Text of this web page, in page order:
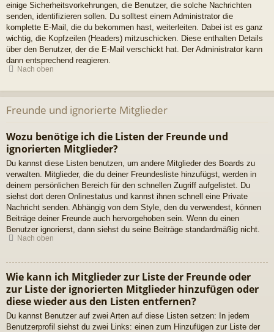
einige Sicherheitsvorkehrungen, die Benutzer, die solche Nachrichten
senden, identifizieren sollen. Du solltest einem Administrator die
komplette E-Mail, die du bekommen hast, weiterleiten. Dabei ist es ganz
wichtig, die Kopfzeilen (Headers) mitzuschicken. Diese enthalten Details
über den Benutzer, der die E-Mail verschickt hat. Der Administrator kann
dann entsprechend reagieren.
Nach oben
Freunde und ignorierte Mitglieder
Wozu benötige ich die Listen der Freunde und
ignorierten Mitglieder?
Du kannst diese Listen benutzen, um andere Mitglieder des Boards zu
verwalten. Mitglieder, die du deiner Freundesliste hinzufügst, werden in
deinem persönlichen Bereich für den schnellen Zugriff aufgelistet. Du
siehst dort deren Onlinestatus und kannst ihnen schnell eine Private
Nachricht senden. Abhängig von dem Style, den du verwendest, können
Beiträge deiner Freunde auch hervorgehoben sein. Wenn du einen
Benutzer ignorierst, dann siehst du seine Beiträge standardmäßig nicht.
Nach oben
Wie kann ich Mitglieder zur Liste der Freunde oder
zur Liste der ignorierten Mitglieder hinzufügen oder
diese wieder aus den Listen entfernen?
Du kannst Benutzer auf zwei Arten auf diese Listen setzen: In jedem
Benutzerprofil siehst du zwei Links: einen zum Hinzufügen zur Liste der